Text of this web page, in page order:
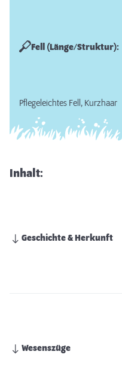
Fell (Länge/Struktur):
Pflegeleichtes Fell, Kurzhaar
Inhalt:
Geschichte & Herkunft
Wesenszüge